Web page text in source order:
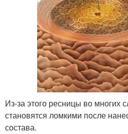
Из-за этого ресницы во многих
становятся ломкими после
состава.